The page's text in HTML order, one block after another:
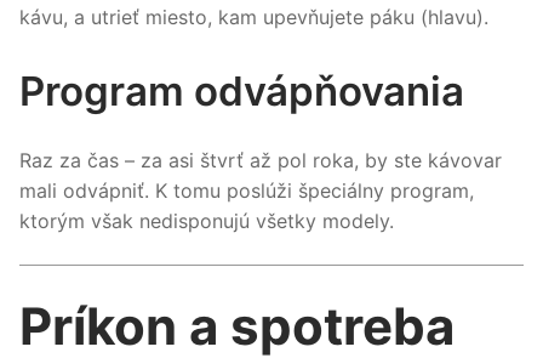
kávu, a utrieť miesto, kam upevňujete páku (hlavu).
Program odvápňovania
Raz za čas – za asi štvrť až pol roka, by ste kávovar
mali odvápniť. K tomu poslúži špeciálny program,
ktorým však nedisponujú všetky modely.
Príkon a spotreba